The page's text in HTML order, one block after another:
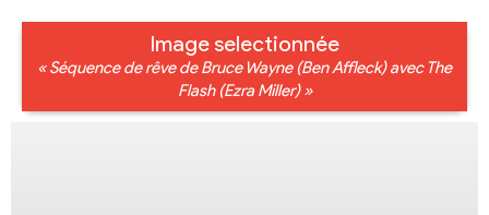
Image selectionnée
« Séquence de rêve de Bruce Wayne (Ben Affleck) avec The
Flash (Ezra Miller) »